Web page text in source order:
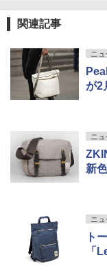
関連記事
ニュ
が2
ニュ
新
ニュ
ト
「